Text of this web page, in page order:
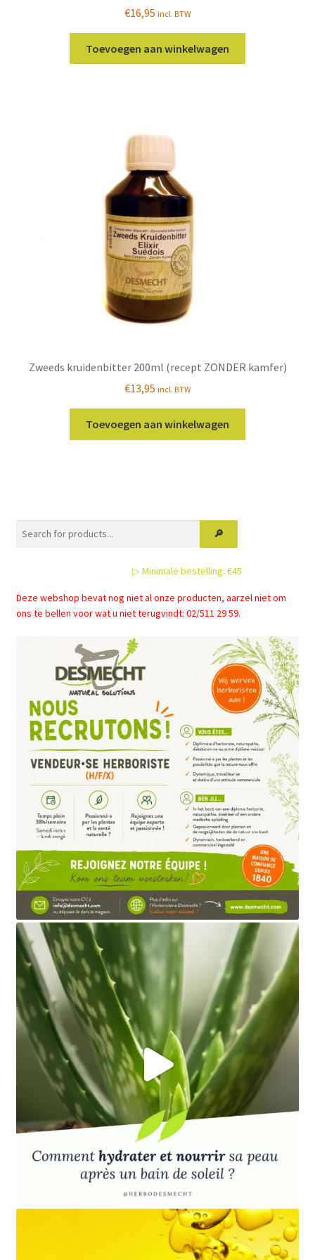
€16,95 incl. BTW
Toevoegen aan winkelwagen
Zweeds kruidenbitter 200ml (recept ZONDER kamfer)
€13,95 incl. BTW
Toevoegen aan winkelwagen
▷ Minimale bestelling: €45
Deze webshop bevat nog niet al onze producten, aarzel niet om
ons te bellen voor wat u niet terugvindt: 02/511 29 59.